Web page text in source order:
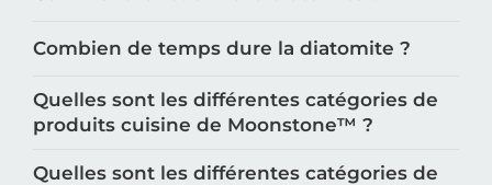
Combien de temps dure la diatomite ?
Quelles sont les différentes catégories de
produits cuisine de Moonstone™️ ?
Quelles sont les différentes catégories de